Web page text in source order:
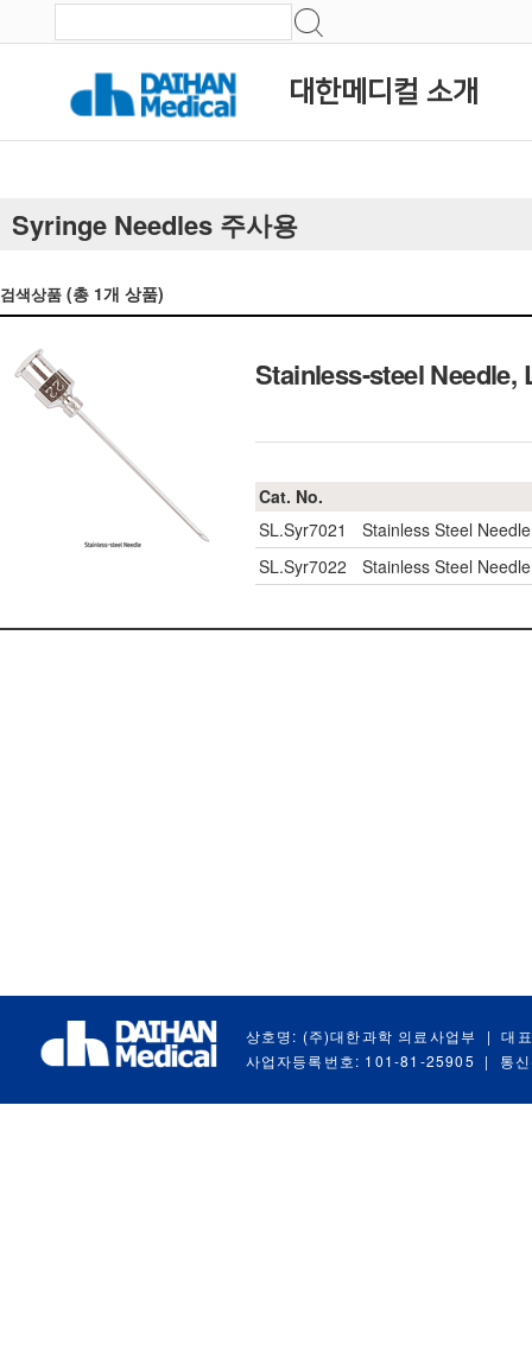
대한메디컬 소개
Syringe Needles 주사용
검색상품 (총 1개 상품)
Stainless-steel Needle,
Cat. No.
SL.Syr7021
Stainless Steel
SL.Syr7022
Stainless Steel
상호명: (주)대한과학 의료사업부 |
대
사업자등록번호: 101-81-25905
| 통